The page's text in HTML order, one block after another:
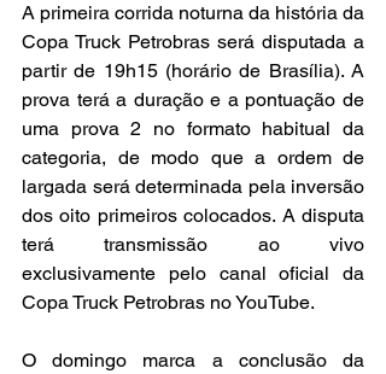
A primeira corrida noturna da história da
Copa Truck Petrobras será disputada a
partir de 19h15 (horário de Brasília). A
prova terá a duração e a pontuação de
uma prova 2 no formato habitual da
categoria, de modo que a ordem de
largada será determinada pela inversão
dos oito primeiros colocados. A disputa
terá transmissão ao vivo
exclusivamente pelo canal oficial da
Copa Truck Petrobras no YouTube.
O domingo marca a conclusão da